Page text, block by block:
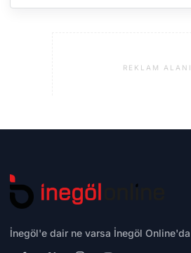
REKLAM ALANI
İnegöl'e dair ne varsa İnegöl Online'da